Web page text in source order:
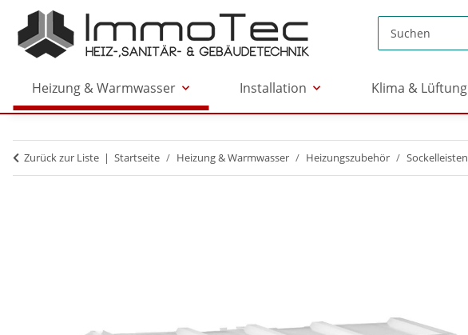
Heizung & Warmwasser Installation Klima & Lüftung
Zurück zur Liste Startseite Heizung & Warmwasser Heizungszubehör Sockelleisten